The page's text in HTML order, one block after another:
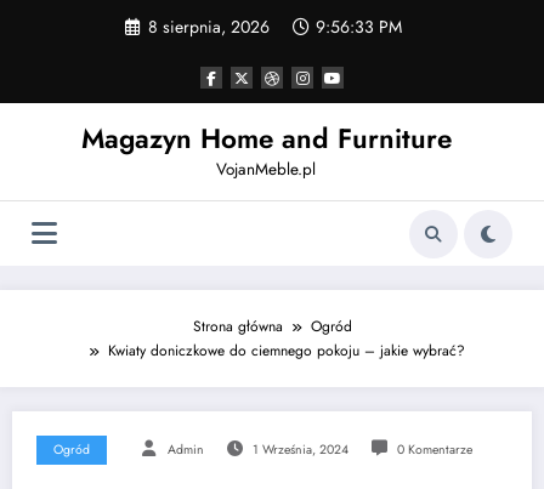
8 sierpnia, 2026 9:56:34 PM
Magazyn Home and Furniture
VojanMeble.pl
Strona główna
Ogród
Kwiaty doniczkowe do ciemnego pokoju – jakie wybrać?
Ogród Admin 1 Września, 2024 0 Komentarze